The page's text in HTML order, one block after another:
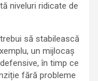
niveluri ridicate de
să stabilească
un mijlocaș
în timp ce
fără probleme